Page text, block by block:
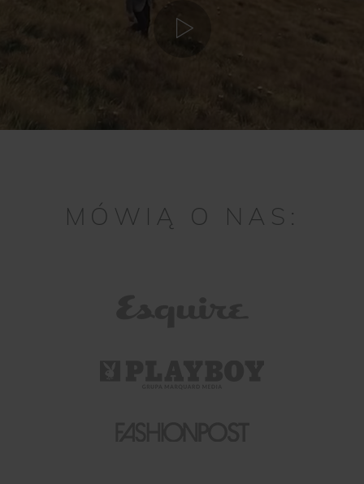
MÓWIĄ O NAS: